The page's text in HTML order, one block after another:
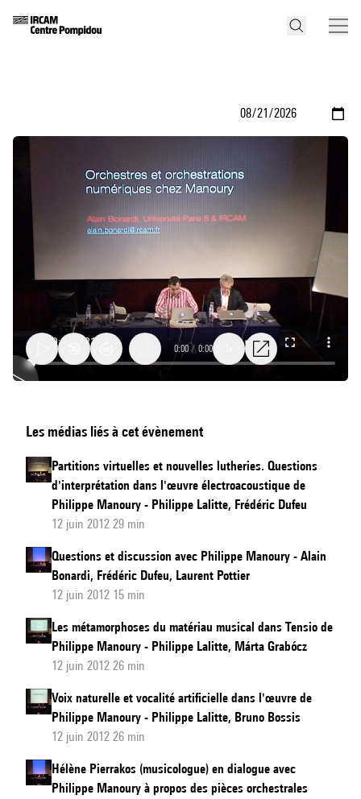
et
orchestrations
numériques
Manoury
0:00 / 0:00
Les médias liés à cet évènement
Partitions virtuelles et nouvelles lutheries. Questions
d'interprétation dans l'œuvre électroacoustique de
Philippe Manoury - Philippe Lalitte, Frédéric Dufeu
12 juin 2012 29 min
Questions et discussion avec Philippe Manoury - Alain
Bonardi, Frédéric Dufeu, Laurent Pottier
12 juin 2012 15 min
Les métamorphoses du matériau musical dans Tensio de
Philippe Manoury - Philippe Lalitte, Márta Grabócz
12 juin 2012 26 min
Voix naturelle et vocalité artificielle dans l'œuvre de
Philippe Manoury - Philippe Lalitte, Bruno Bossis
12 juin 2012 26 min
Hélène Pierrakos (musicologue) en dialogue avec
Philippe Manoury à propos des pièces orchestrales